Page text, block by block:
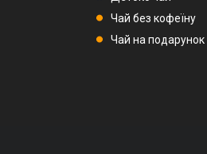
Чай без кофеїну
Чай на подарунок